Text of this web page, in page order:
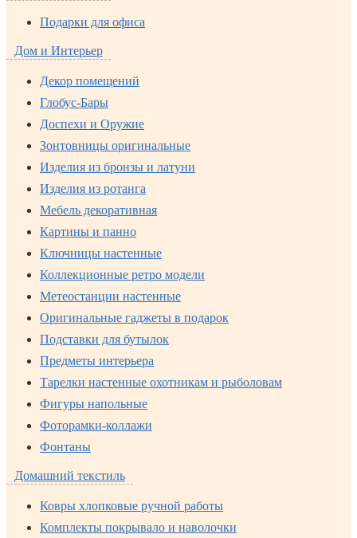
Подарки для офиса
Дом и Интерьер
Декор помещений
Глобус-Бары
Доспехи и Оружие
Зонтовницы оригинальные
Изделия из бронзы и латуни
Изделия из ротанга
Мебель декоративная
Картины и панно
Ключницы настенные
Коллекционные ретро модели
Метеостанции настенные
Оригинальные гаджеты в подарок
Подставки для бутылок
Предметы интерьера
Тарелки настенные охотникам и рыболовам
Фигуры напольные
Фоторамки-коллажи
Фонтаны
Домашний текстиль
Ковры хлопковые ручной работы
Комплекты покрывало и наволочки